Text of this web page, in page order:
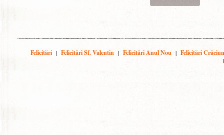
Felicitări | Felicitări Sf. Valentin | Felicitări Anul Nou | Felicitări